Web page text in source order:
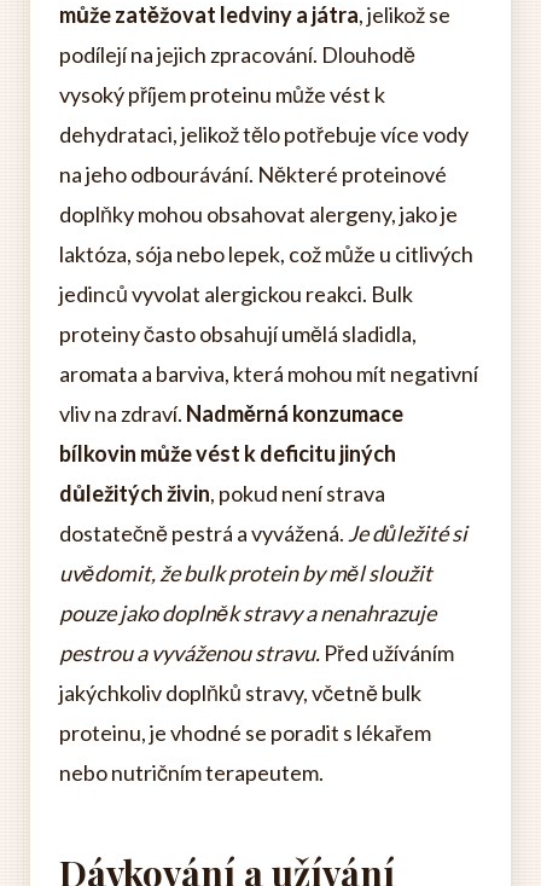
může zatěžovat ledviny a játra, jelikož se
podílejí na jejich zpracování. Dlouhodě
vysoký příjem proteinu může vést k
dehydrataci, jelikož tělo potřebuje více vody
na jeho odbourávání. Některé proteinové
doplňky mohou obsahovat alergeny, jako je
laktóza, sója nebo lepek, což může u citlivých
jedinců vyvolat alergickou reakci. Bulk
proteiny často obsahují umělá sladidla,
aromata a barviva, která mohou mít negativní
vliv na zdraví. Nadměrná konzumace
bílkovin může vést k deficitu jiných
důležitých živin, pokud není strava
dostatečně pestrá a vyvážená. Je důležité si
uvědomit, že bulk protein by měl sloužit
pouze jako doplněk stravy a nenahrazuje
pestrou a vyváženou stravu. Před užíváním
jakýchkoliv doplňků stravy, včetně bulk
proteinu, je vhodné se poradit s lékařem
nebo nutričním terapeutem.
Dávkování a užívání